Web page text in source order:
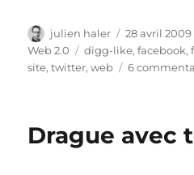
Auteur
julien haler
Publié
le
28 avril 2009
Web 2.0
Étiquettes
digg-like,facebook,
site,twitter,web 6
Drague avec